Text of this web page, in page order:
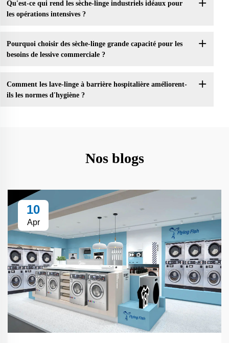
Qu'est-ce qui rend les sèche-linge industriels idéaux pour
les opérations intensives ?
Pourquoi choisir des sèche-linge grande capacité pour les
besoins de lessive commerciale ?
Comment les lave-linge à barrière hospitalière améliorent-
ils les normes d'hygiène ?
Nos blogs
10
Apr